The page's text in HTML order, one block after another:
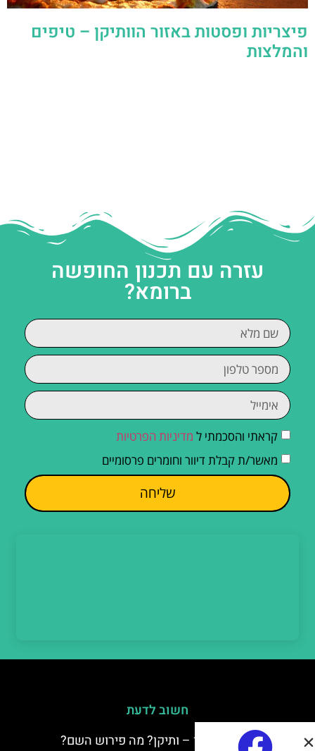
פיצריות ופסטות באזור הוותיקן – טיפים
והמלצות
עזרה עם תכנון החופשה
ברומא?
קראתי והסכמתי ל מדיניות הפרטיות
מאשר/ת קבלת דיוור וחומרים פרסומיים
שליחה
חשוב לדעת
למה קוראים לוותיקן – ותיקן? מה פירוש השם?